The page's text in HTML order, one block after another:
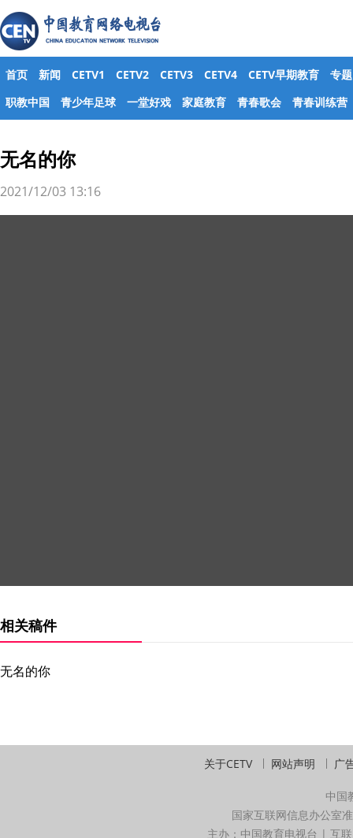
首页 新闻 CETV1 CETV2 CETV3 CETV4 CETV早期教育
专题
职教中国
青少年足球 一堂好戏 家庭教育 青春歌会 青春训练营
无名的你
2021/12/03 13:16
相关稿件
无名的你
关于CETV 网站声明 广
中国
国家互联网信息办公室
主办：中国教育电视台 | 互